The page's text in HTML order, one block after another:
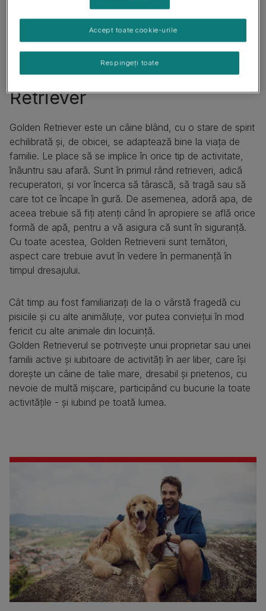
Personalitate Golden
Retriever
Golden Retriever este un câine blând, cu o stare de spirit
echilibrată și, de obicei, se adaptează bine la viața de
familie. Le place să se implice în orice tip de activitate,
înăuntru sau afară. Sunt în primul rând retrieveri, adică
recuperatori, și vor încerca să târască, să tragă sau să
care tot ce încape în gură. De asemenea, adoră apa, de
aceea trebuie să fiți atenți când în apropiere se află orice
formă de apă, pentru a vă asigura că sunt în siguranță.
Cu toate acestea, Golden Retrieverii sunt temători,
aspect care trebuie avut în vedere în permanență în
timpul dresajului.
Cât timp au fost familiarizați de la o vârstă fragedă cu
pisicile și cu alte animăluțe, vor putea conviețui în mod
fericit cu alte animale din locuință.
Golden Retrieverul se potrivește unui proprietar sau unei
familii active și iubitoare de activități în aer liber, care își
dorește un câine de talie mare, dresabil și prietenos, cu
nevoie de multă mișcare, participând cu bucurie la toate
activitățile - și iubind pe toată lumea.
Respingeți toate
Accept toate cookie-urile